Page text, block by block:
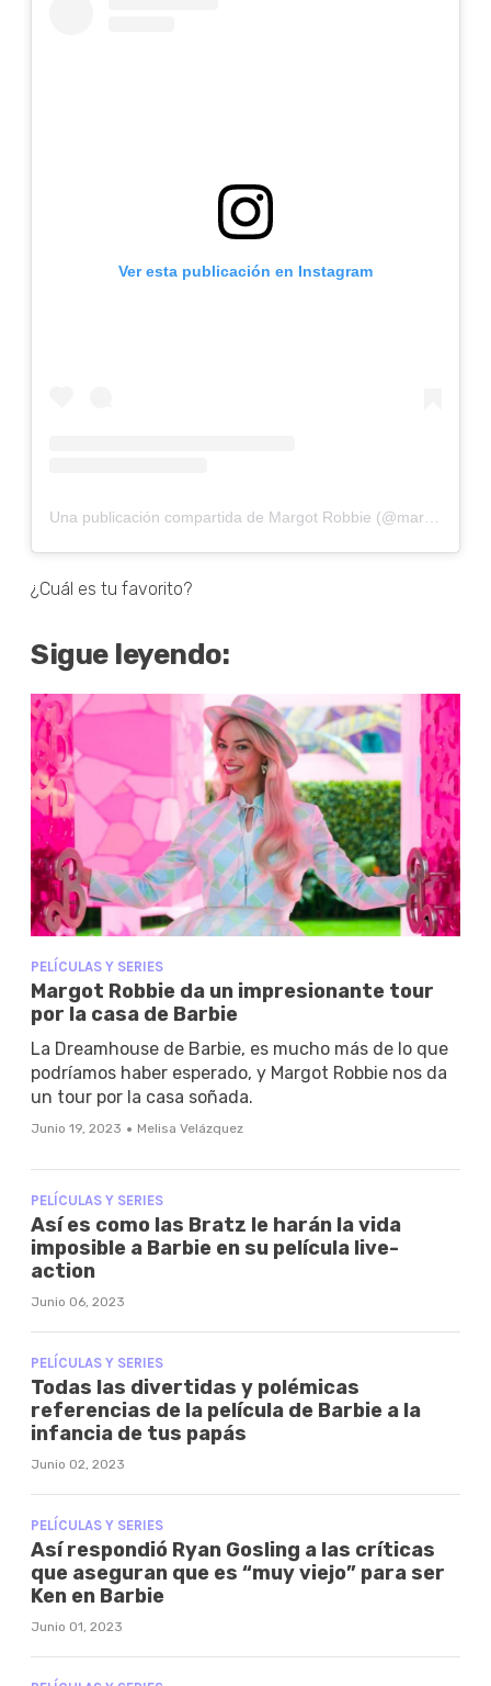
Ver esta publicación en Instagram
¿Cuál es tu favorito?
Sigue leyendo:
PELÍCULAS Y SERIES
Margot Robbie da un impresionante tour
por la casa de Barbie
La Dreamhouse de Barbie, es mucho más de lo que
podríamos haber esperado, y Margot Robbie nos da
un tour por la casa soñada.
Junio 19, 2023 · Melisa Velázquez
PELÍCULAS Y SERIES
Así es como las Bratz le harán la vida
imposible a Barbie en su película live-
action
Junio 06, 2023
PELÍCULAS Y SERIES
Todas las divertidas y polémicas
referencias de la película de Barbie a la
infancia de tus papás
Junio 02, 2023
PELÍCULAS Y SERIES
Así respondió Ryan Gosling a las críticas
que aseguran que es “muy viejo” para ser
Ken en Barbie
Junio 01, 2023